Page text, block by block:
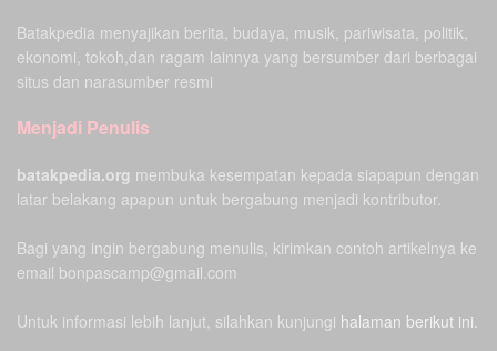
Batakpedia menyajikan berita, budaya, musik, pariwisata, politik,
ekonomi, tokoh,dan ragam lainnya yang bersumber dari berbagai
situs dan narasumber resmi
Menjadi Penulis
batakpedia.org membuka kesempatan kepada siapapun dengan
latar belakang apapun untuk bergabung menjadi kontributor.
Bagi yang ingin bergabung menulis, kirimkan contoh artikelnya ke
email bonpascamp@gmail.com
Untuk informasi lebih lanjut, silahkan kunjungi halaman berikut ini.